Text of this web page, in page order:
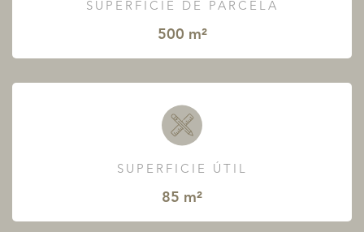
SUPERFICIE DE PARCELA
500 m²
SUPERFICIE ÚTIL
85 m²